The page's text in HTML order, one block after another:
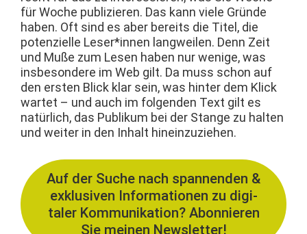
für Woche pub­lizieren. Das kann viele Gründe
haben. Oft sind es aber bere­its die Titel, die
poten­zielle Leser*innen lang­weilen. Denn Zeit
und Muße zum Lesen haben nur wenige, was
ins­beson­dere im Web gilt. Da muss schon auf
den ersten Blick klar sein, was hin­ter dem Klick
wartet – und auch im fol­gen­den Text gilt es
natür­lich, das Pub­likum bei der Stange zu hal­ten
und weit­er in den Inhalt hineinzuziehen.
Auf der Suche nach span­nen­den &
exk­lu­siv­en Infor­ma­tio­nen zu dig­i­
taler Kom­mu­nika­tion? Abon­nieren
Sie meinen Newsletter!